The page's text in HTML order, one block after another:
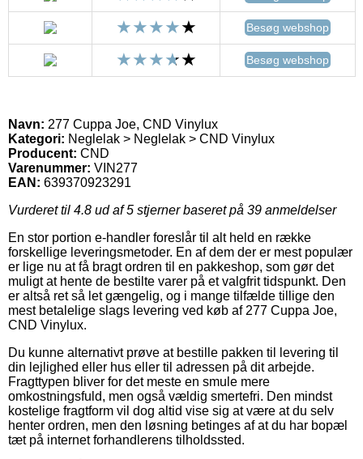
Besøg webshop
Besøg webshop
Navn: 277 Cuppa Joe, CND Vinylux
Kategori: Neglelak > Neglelak > CND Vinylux
Producent: CND
Varenummer: VIN277
EAN: 639370923291
Vurderet til 4.8 ud af 5 stjerner baseret på 39 anmeldelser
En stor portion e-handler foreslår til alt held en række
forskellige leveringsmetoder. En af dem der er mest populær
er lige nu at få bragt ordren til en pakkeshop, som gør det
muligt at hente de bestilte varer på et valgfrit tidspunkt. Den
er altså ret så let gængelig, og i mange tilfælde tillige den
mest betalelige slags levering ved køb af 277 Cuppa Joe,
CND Vinylux.
Du kunne alternativt prøve at bestille pakken til levering til
din lejlighed eller hus eller til adressen på dit arbejde.
Fragttypen bliver for det meste en smule mere
omkostningsfuld, men også vældig smertefri. Den mindst
kostelige fragtform vil dog altid vise sig at være at du selv
henter ordren, men den løsning betinges af at du har bopæl
tæt på internet forhandlerens tilholdssted.